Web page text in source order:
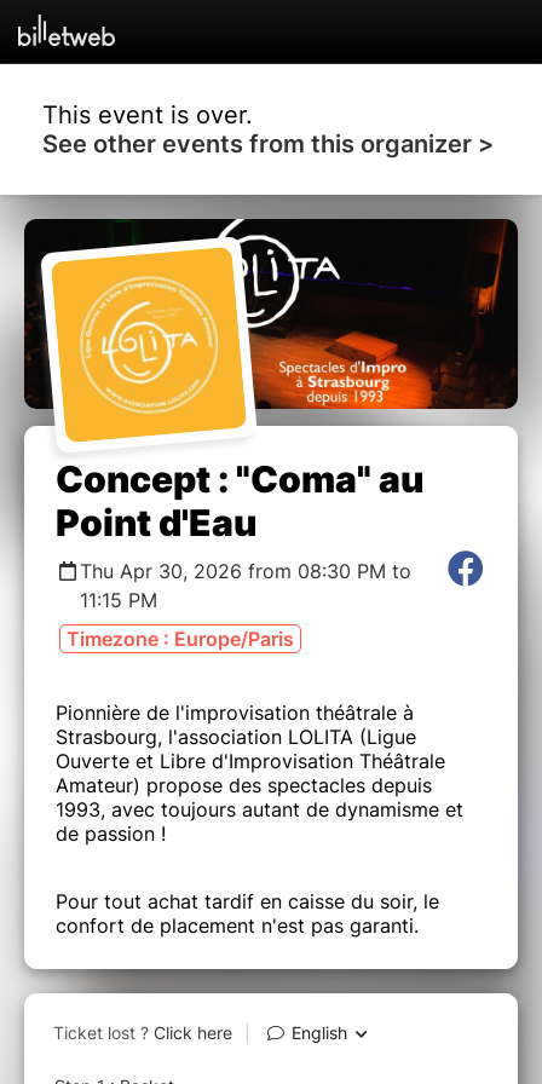
This event is over.
See other events from this organizer >
Concept : "Coma" au
Point d'Eau
Thu Apr 30, 2026 from 08:30 PM to
11:15 PM
Timezone : Europe/Paris
Pionnière de l'improvisation théâtrale à
Strasbourg, l'association LOLITA (Ligue
Ouverte et Libre d'Improvisation Théâtrale
Amateur) propose des spectacles depuis
1993, avec toujours autant de dynamisme et
de passion !
Pour tout achat tardif en caisse du soir, le
confort de placement n'est pas garanti.